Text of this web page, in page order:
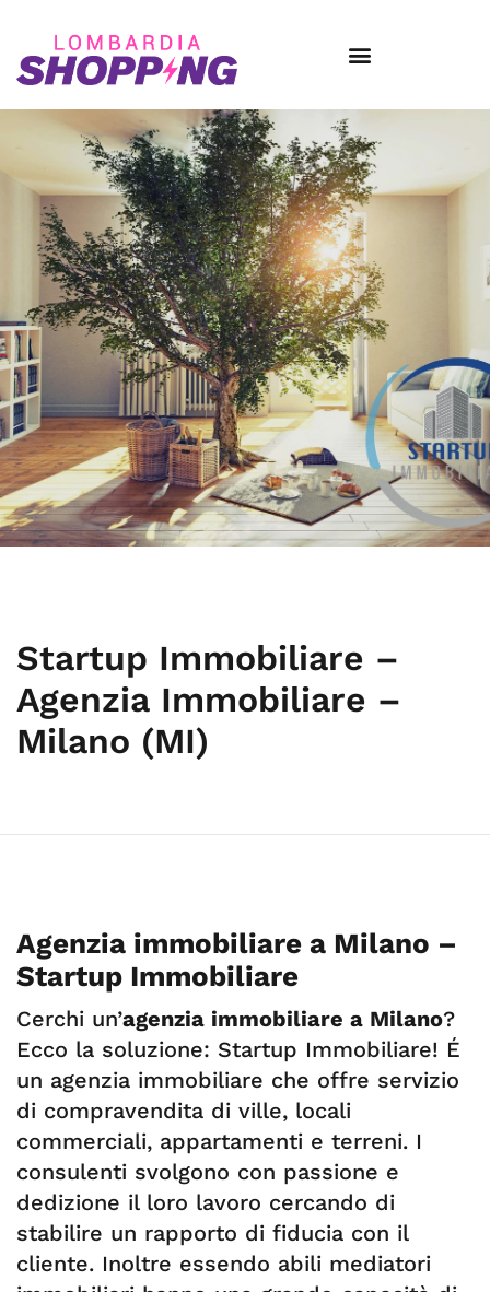
Startup Immobiliare –
Agenzia Immobiliare –
Milano (MI)
Agenzia immobiliare a Milano –
Startup Immobiliare
Cerchi un’agenzia immobiliare a Milano?
Ecco la soluzione: Startup Immobiliare! É
un agenzia immobiliare che offre servizio
di compravendita di ville, locali
commerciali, appartamenti e terreni. I
consulenti svolgono con passione e
dedizione il loro lavoro cercando di
stabilire un rapporto di fiducia con il
cliente. Inoltre essendo abili mediatori